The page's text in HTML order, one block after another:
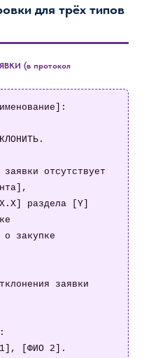
для трёх типов
(в протокол
отсутствует
раздела [Y]
закупке
заявки
1], [ФИО 2].